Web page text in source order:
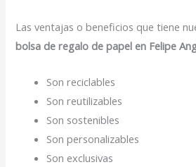
Las ventajas o beneficios que tiene
bolsa de regalo de papel en Felipe
Son reciclables
Son reutilizables
Son sostenibles
Son personalizables
Son exclusivas